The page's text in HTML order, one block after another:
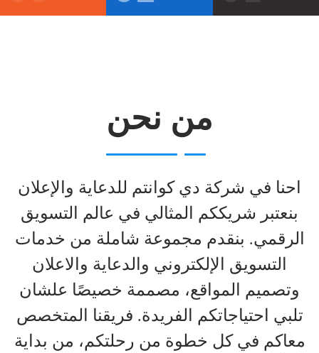
من نحن
احنا في شركة دي كوانتم للدعاية والإعلان
بنعتبر شريككم المثالي في عالم التسويق
الرقمي. بنقدم مجموعة شاملة من خدمات
التسويق الإلكتروني والدعاية والاعلان
وتصميم المواقع، مصممة خصيصًا علشان
تلبي احتياجاتكم الفريدة. فريقنا المتخصص
معاكم في كل خطوة من رحلتكم، من بداية